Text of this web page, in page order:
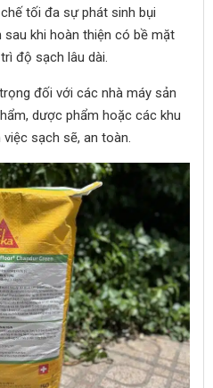
tối đa sự phát sinh bụi
sau khi hoàn thiện có bề mặt
độ sạch lâu dài.
đối với các nhà máy sản
dược phẩm hoặc các khu
sạch sẽ, an toàn.